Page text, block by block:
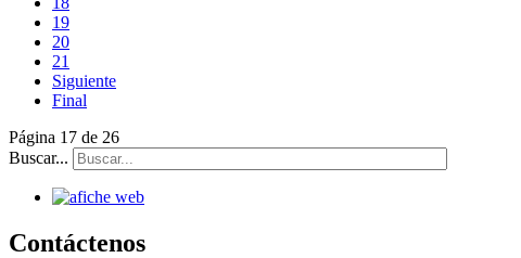
19
20
21
Siguiente
Final
Página 17 de 26
Buscar...
Contáctenos